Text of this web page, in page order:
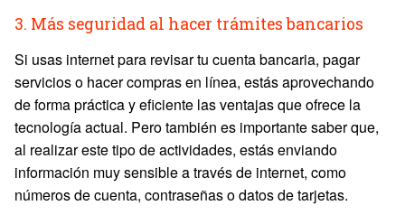
3. Más seguridad al hacer trámites bancarios
Si usas internet para revisar tu cuenta bancaria, pagar
servicios o hacer compras en línea, estás aprovechando
de forma práctica y eficiente las ventajas que ofrece la
tecnología actual. Pero también es importante saber que,
al realizar este tipo de actividades, estás enviando
información muy sensible a través de internet, como
números de cuenta, contraseñas o datos de tarjetas.